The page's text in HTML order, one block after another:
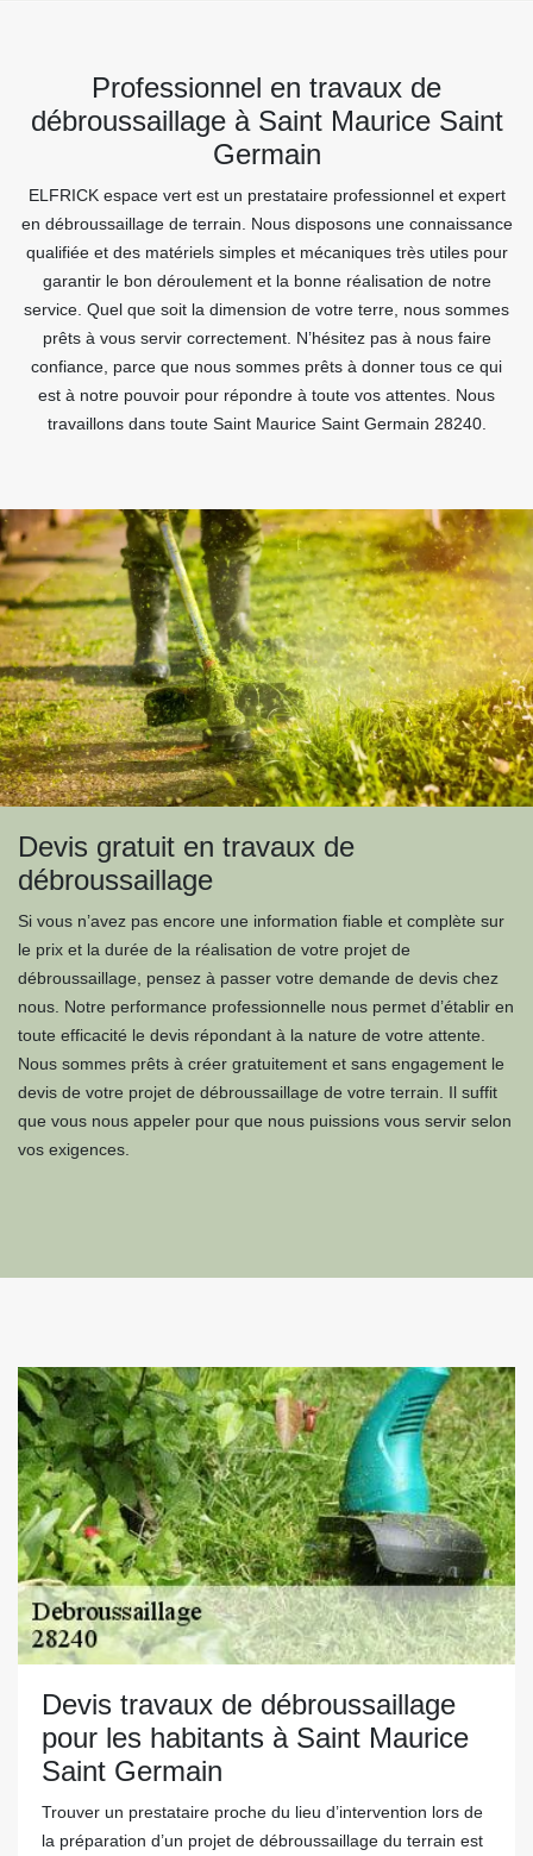
Professionnel en travaux de
débroussaillage à Saint Maurice Saint
Germain
ELFRICK espace vert est un prestataire professionnel et expert
en débroussaillage de terrain. Nous disposons une connaissance
qualifiée et des matériels simples et mécaniques très utiles pour
garantir le bon déroulement et la bonne réalisation de notre
service. Quel que soit la dimension de votre terre, nous sommes
prêts à vous servir correctement. N’hésitez pas à nous faire
confiance, parce que nous sommes prêts à donner tous ce qui
est à notre pouvoir pour répondre à toute vos attentes. Nous
travaillons dans toute Saint Maurice Saint Germain 28240.
Devis gratuit en travaux de
débroussaillage
Si vous n’avez pas encore une information fiable et complète sur
le prix et la durée de la réalisation de votre projet de
débroussaillage, pensez à passer votre demande de devis chez
nous. Notre performance professionnelle nous permet d’établir en
toute efficacité le devis répondant à la nature de votre attente.
Nous sommes prêts à créer gratuitement et sans engagement le
devis de votre projet de débroussaillage de votre terrain. Il suffit
que vous nous appeler pour que nous puissions vous servir selon
vos exigences.
Devis travaux de débroussaillage
pour les habitants à Saint Maurice
Saint Germain
Trouver un prestataire proche du lieu d’intervention lors de
la préparation d’un projet de débroussaillage du terrain est